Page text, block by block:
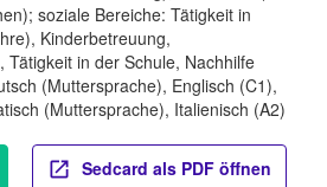
soziale Bereiche: Tätigkeit in
Kinderbetreuung,
Tätigkeit in der Schule, Nachhilfe
(Muttersprache), Englisch (C1),
(Muttersprache), Italienisch (A2)
Sedcard als PDF öffnen